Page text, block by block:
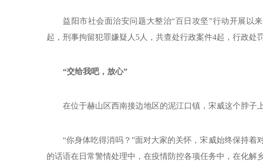
益阳市社会面治安问题大整治“百日攻坚”行动开展以
起，刑事拘留犯罪嫌疑人5人，共查处行政案件4起，行政处
“交给我吧，放心”
在位于赫山区西南接边地区的泥江口镇，宋威这个脖子
“你身体吃得消吗？”面对大家的关怀，宋威始终保持着
的话语在日常警情处理中，在疫情防控各项任务中，在化解